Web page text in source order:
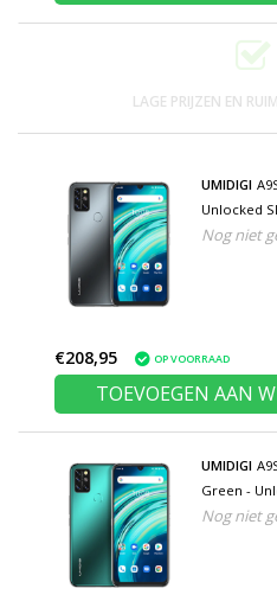
LAGE PRIJZEN EN
UMIDIGI
Unlocked
Opslag -
Nog niet
€208,95 OP VOORRAAD
TOEVOEGEN AAN
UMIDIGI
Green -
64 GB
Nog niet